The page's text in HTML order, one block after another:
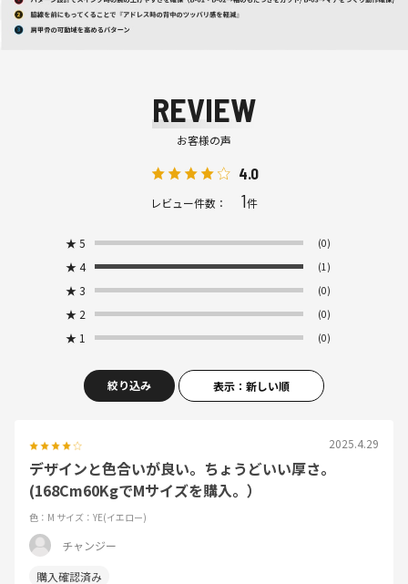
REVIEW
お客様の声
4.0
レビュー件数： 1件
★ 5 (0)
★ 4 (1)
★ 3 (0)
★ 2 (0)
★ 1 (0)
絞り込み 表示：新しい順
2025.4.29
デザインと色合いが良い。ちょうどいい厚さ。
(168Cm60KgでMサイズを購入。）
色：M サイズ：YE(イエロー)
チャンジー